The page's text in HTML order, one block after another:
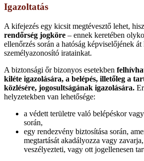
Igazoltatás
A kifejezés egy kicsit megtévesztő lehet,
rendőrség jogköre – ennek keretében
ellenőrzés során a hatóság képviselőjének
személyazonosító iratainkat.
A biztonsági őr bizonyos esetekben
kiléte igazolására, a belépés, illetőleg a
közlésére, jogosultságának igazolására.
helyzetekben van lehetősége:
a védett területre való belépéskor
során,
egy rendezvény biztosítása során,
megtartását akadályozza vagy
veszélyezteti, vagy ott jogellenesen